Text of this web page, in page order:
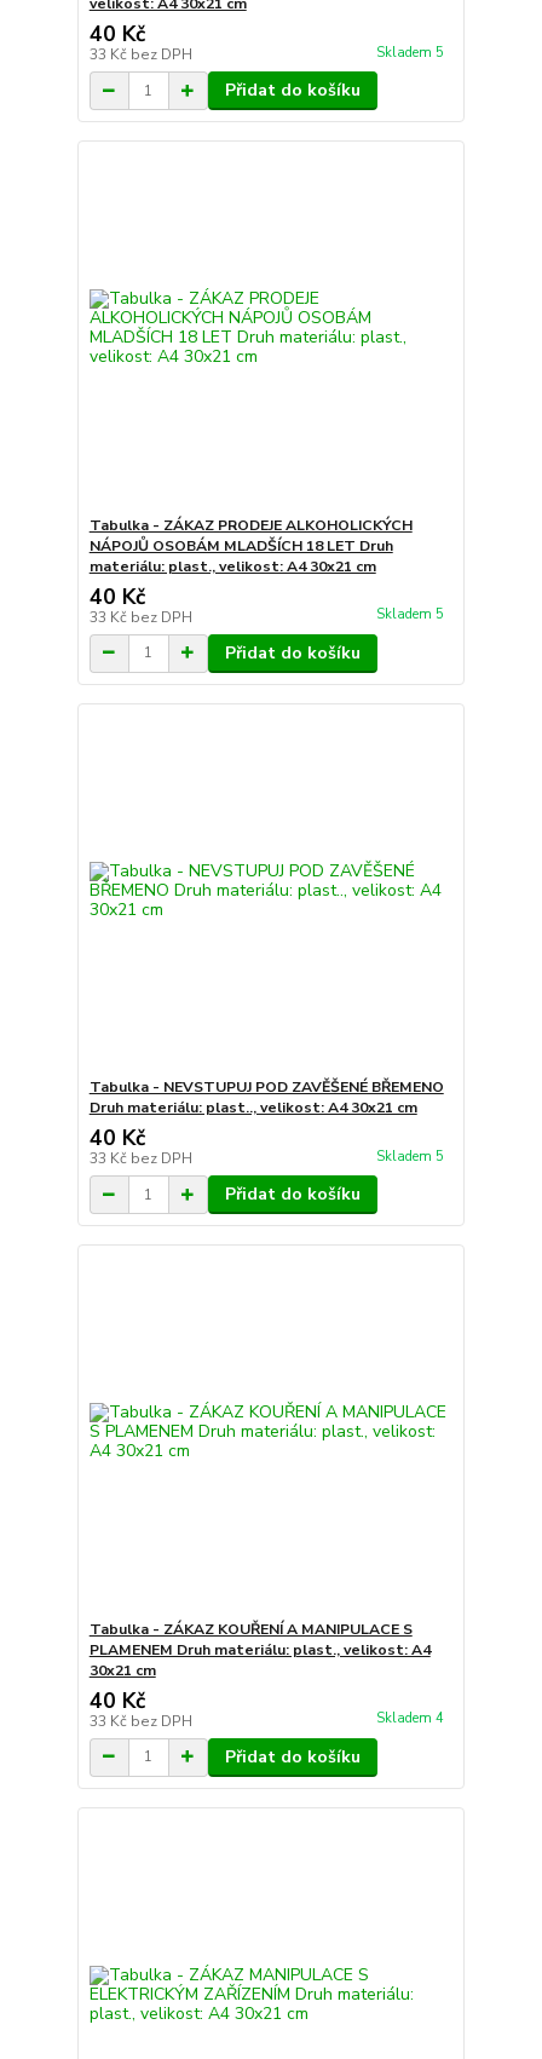
velikost: A4 30x21 cm
40 Kč
33 Kč bez DPH Skladem 5
Přidat do košíku
Tabulka - ZÁKAZ PRODEJE ALKOHOLICKÝCH
NÁPOJŮ OSOBÁM MLADŠÍCH 18 LET Druh
materiálu: plast., velikost: A4 30x21 cm
40 Kč
33 Kč bez DPH Skladem 5
Přidat do košíku
Tabulka - NEVSTUPUJ POD ZAVĚŠENÉ BŘEMENO
Druh materiálu: plast.., velikost: A4 30x21 cm
40 Kč
33 Kč bez DPH Skladem 5
Přidat do košíku
Tabulka - ZÁKAZ KOUŘENÍ A MANIPULACE S
PLAMENEM Druh materiálu: plast., velikost: A4
30x21 cm
40 Kč
33 Kč bez DPH Skladem 4
Přidat do košíku